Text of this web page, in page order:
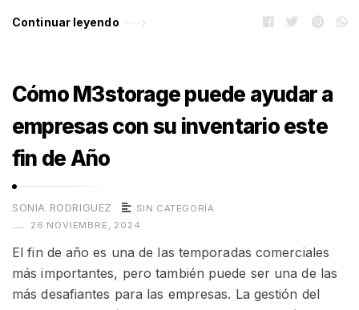
Continuar leyendo
Cómo M3storage puede ayudar a
empresas con su inventario este
fin de Año
SONIA RODRIGUEZ
SIN CATEGORÍA
26 NOVIEMBRE, 2024
El fin de año es una de las temporadas comerciales
más importantes, pero también puede ser una de las
más desafiantes para las empresas. La gestión del